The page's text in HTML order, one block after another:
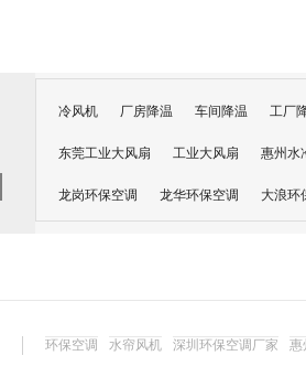
冷风机 厂房降温 车间降温 工厂
东莞工业大风扇 工业大风扇 惠州水
龙岗环保空调 龙华环保空调 大浪环
环保空调 水帘风机 深圳环保空调厂家 惠